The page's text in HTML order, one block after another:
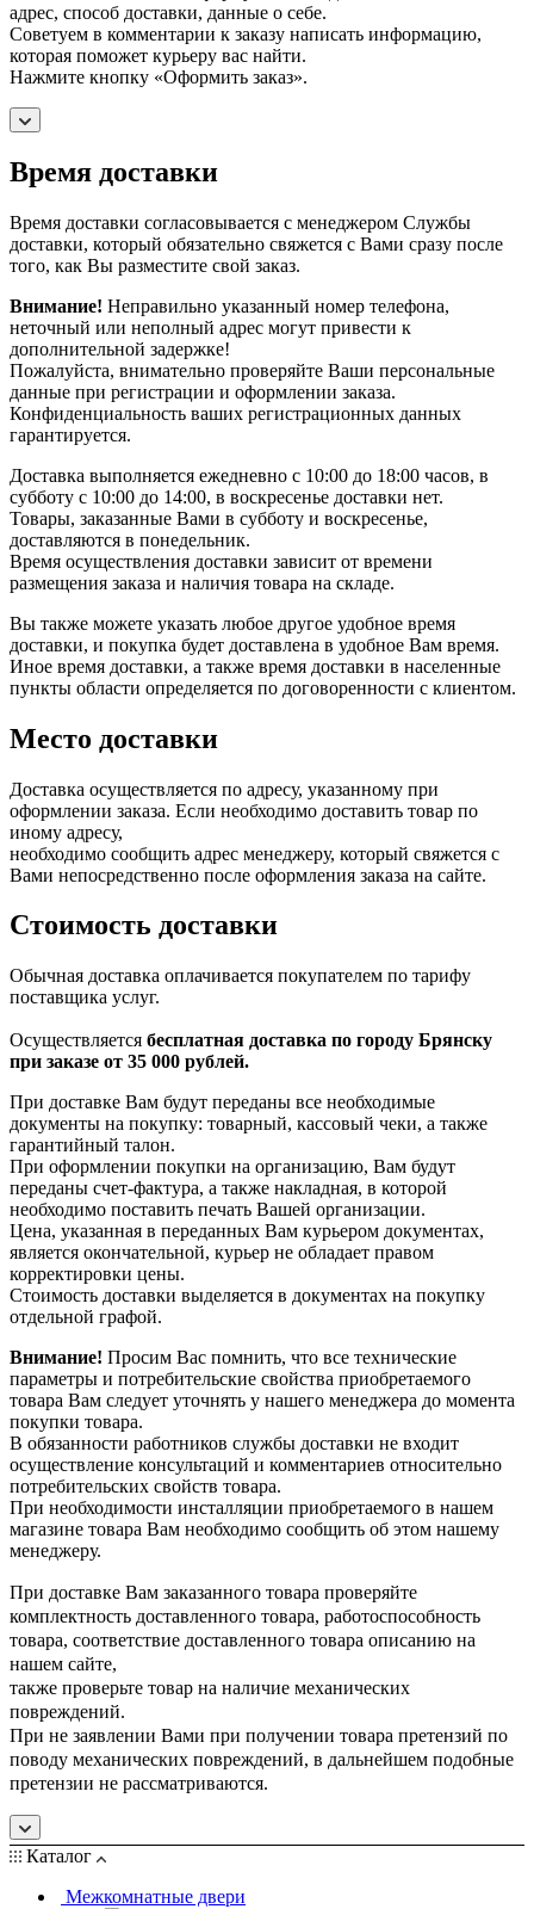
адрес, способ доставки, данные о себе.
Советуем в комментарии к заказу написать информацию,
которая поможет курьеру вас найти.
Нажмите кнопку «Оформить заказ».
Время доставки
Время доставки согласовывается с менеджером Службы
доставки, который обязательно свяжется с Вами сразу после
того, как Вы разместите свой заказ.
Внимание! Неправильно указанный номер телефона,
неточный или неполный адрес могут привести к
дополнительной задержке!
Пожалуйста, внимательно проверяйте Ваши персональные
данные при регистрации и оформлении заказа.
Конфиденциальность ваших регистрационных данных
гарантируется.
Доставка выполняется ежедневно с 10:00 до 18:00 часов, в
субботу с 10:00 до 14:00, в воскресенье доставки нет.
Товары, заказанные Вами в субботу и воскресенье,
доставляются в понедельник.
Время осуществления доставки зависит от времени
размещения заказа и наличия товара на складе.
Вы также можете указать любое другое удобное время
доставки, и покупка будет доставлена в удобное Вам время.
Иное время доставки, а также время доставки в населенные
пункты области определяется по договоренности с клиентом.
Место доставки
Доставка осуществляется по адресу, указанному при
оформлении заказа. Если необходимо доставить товар по
иному адресу,
необходимо сообщить адрес менеджеру, который свяжется с
Вами непосредственно после оформления заказа на сайте.
Стоимость доставки
Обычная доставка оплачивается покупателем по тарифу
поставщика услуг.
Осуществляется бесплатная доставка по городу Брянску
при заказе от 35 000 рублей.
При доставке Вам будут переданы все необходимые
документы на покупку: товарный, кассовый чеки, а также
гарантийный талон.
При оформлении покупки на организацию, Вам будут
переданы счет-фактура, а также накладная, в которой
необходимо поставить печать Вашей организации.
Цена, указанная в переданных Вам курьером документах,
является окончательной, курьер не обладает правом
корректировки цены.
Стоимость доставки выделяется в документах на покупку
отдельной графой.
Внимание! Просим Вас помнить, что все технические
параметры и потребительские свойства приобретаемого
товара Вам следует уточнять у нашего менеджера до момента
покупки товара.
В обязанности работников службы доставки не входит
осуществление консультаций и комментариев относительно
потребительских свойств товара.
При необходимости инсталляции приобретаемого в нашем
магазине товара Вам необходимо сообщить об этом нашему
менеджеру.
При доставке Вам заказанного товара проверяйте
комплектность доставленного товара, работоспособность
товара, соответствие доставленного товара описанию на
нашем сайте,
также проверьте товар на наличие механических
повреждений.
При не заявлении Вами при получении товара претензий по
поводу механических повреждений, в дальнейшем подобные
претензии не рассматриваются.
Каталог
Межкомнатные двери